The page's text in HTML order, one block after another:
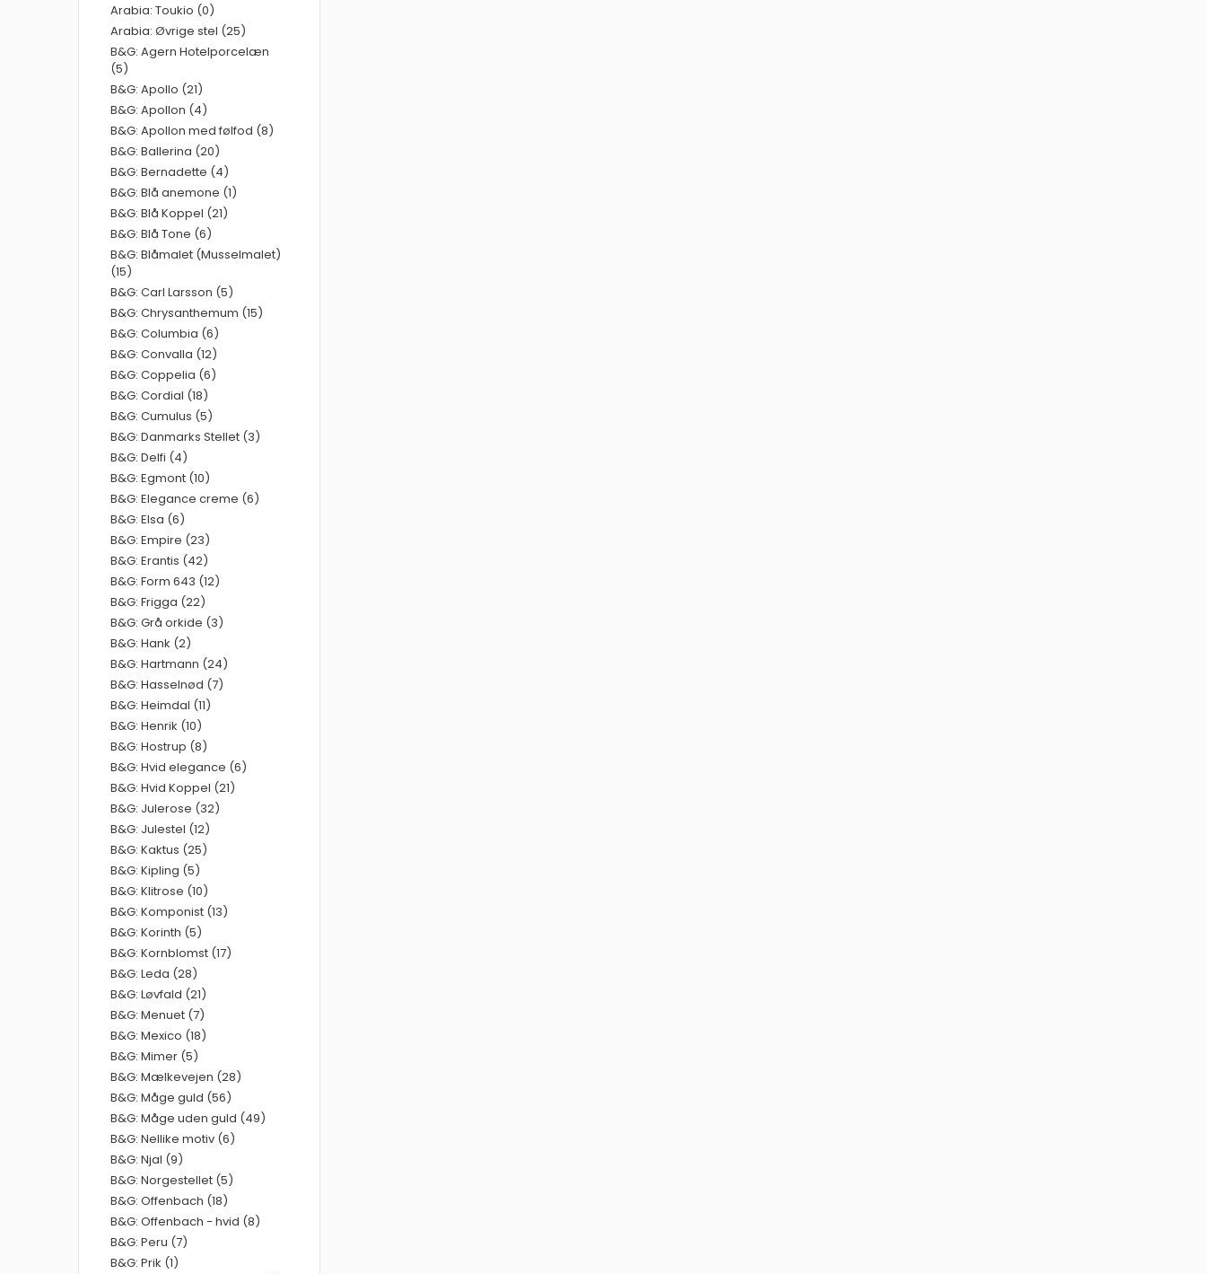
Arabia: Toukio (0)
Arabia: Øvrige stel (25)
B&G: Agern Hotelporcelæn
(5)
B&G: Apollo (21)
B&G: Apollon (4)
B&G: Apollon med følfod (8)
B&G: Ballerina (20)
B&G: Bernadette (4)
B&G: Blå anemone (1)
B&G: Blå Koppel (21)
B&G: Blå Tone (6)
B&G: Blåmalet (Musselmalet)
(15)
B&G: Carl Larsson (5)
B&G: Chrysanthemum (15)
B&G: Columbia (6)
B&G: Convalla (12)
B&G: Coppelia (6)
B&G: Cordial (18)
B&G: Cumulus (5)
B&G: Danmarks Stellet (3)
B&G: Delfi (4)
B&G: Egmont (10)
B&G: Elegance creme (6)
B&G: Elsa (6)
B&G: Empire (23)
B&G: Erantis (42)
B&G: Form 643 (12)
B&G: Frigga (22)
B&G: Grå orkide (3)
B&G: Hank (2)
B&G: Hartmann (24)
B&G: Hasselnød (7)
B&G: Heimdal (11)
B&G: Henrik (10)
B&G: Hostrup (8)
B&G: Hvid elegance (6)
B&G: Hvid Koppel (21)
B&G: Julerose (32)
B&G: Julestel (12)
B&G: Kaktus (25)
B&G: Kipling (5)
B&G: Klitrose (10)
B&G: Komponist (13)
B&G: Korinth (5)
B&G: Kornblomst (17)
B&G: Leda (28)
B&G: Løvfald (21)
B&G: Menuet (7)
B&G: Mexico (18)
B&G: Mimer (5)
B&G: Mælkevejen (28)
B&G: Måge guld (56)
B&G: Måge uden guld (49)
B&G: Nellike motiv (6)
B&G: Njal (9)
B&G: Norgestellet (5)
B&G: Offenbach (18)
B&G: Offenbach - hvid (8)
B&G: Peru (7)
B&G: Prik (1)